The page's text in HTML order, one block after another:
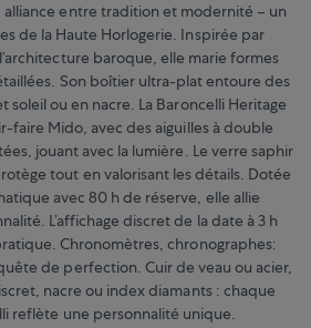
entre tradition et modernité – un
de la Haute Horlogerie. Inspirée par
baroque, elle marie formes
Son boîtier ultra-plat entoure des
soleil ou en nacre. La Baroncelli Heritage
faire Mido, avec des aiguilles à double
jouant avec la lumière. Le verre saphir
tout en valorisant les détails. Dotée
avec 80 h de réserve, elle allie
L’affichage discret de la date à 3 h
Chronomètres, chronographes:
de perfection. Cuir de veau ou acier,
nacre ou index diamants : chaque
reflète une personnalité unique.